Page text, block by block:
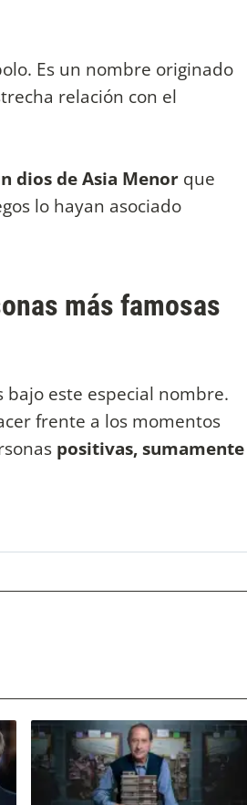
Es un nombre originado
relación con el
dios de Asia Menor que
lo hayan asociado
más famosas
este especial nombre.
frente a los momentos
positivas, sumamente